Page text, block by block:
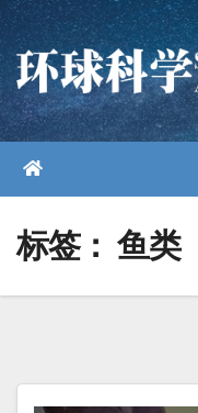
跳
至
内
容
标签： 鱼类